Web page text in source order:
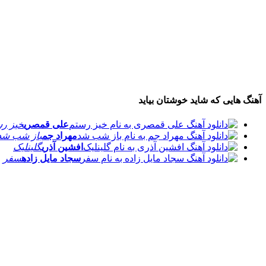
آهنگ هایی که شاید خوشتان بیاید
علی قمصریخیز
مهراد جمباز شب
افشین آذریگلینلیک
سجاد مایل زادهسفر